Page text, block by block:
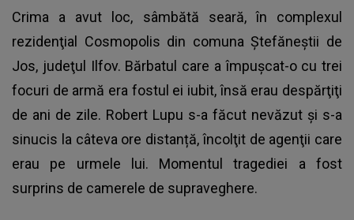
Crima a avut loc, sâmbătă seară, în complexul
rezidenţial Cosmopolis din comuna Ştefăneştii de
Jos, judeţul Ilfov. Bărbatul care a împuşcat-o cu trei
focuri de armă era fostul ei iubit, însă erau despărţiţi
de ani de zile. Robert Lupu s-a făcut nevăzut şi s-a
sinucis la câteva ore distanță, încolţit de agenţii care
erau pe urmele lui. Momentul tragediei a fost
surprins de camerele de supraveghere.